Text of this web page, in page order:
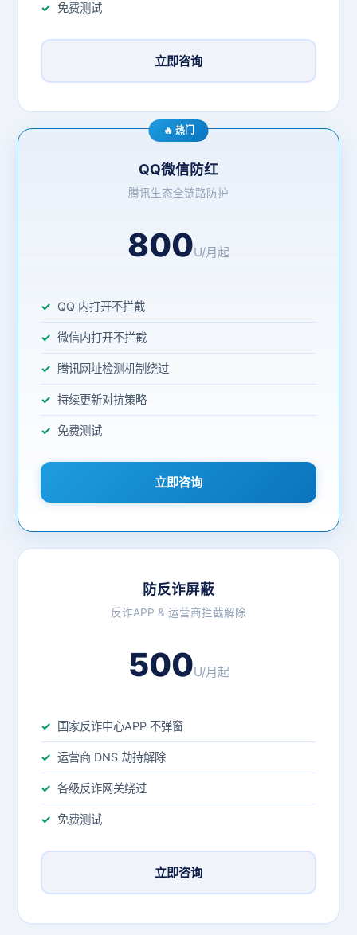
免费测试
立即咨询
🔥 热门
QQ微信防红
腾讯生态全链路防护
800U/月起
QQ 内打开不拦截
微信内打开不拦截
腾讯网址检测机制绕过
持续更新对抗策略
免费测试
立即咨询
防反诈屏蔽
反诈APP & 运营商拦截解除
500U/月起
国家反诈中心APP 不弹窗
运营商 DNS 劫持解除
各级反诈网关绕过
免费测试
立即咨询